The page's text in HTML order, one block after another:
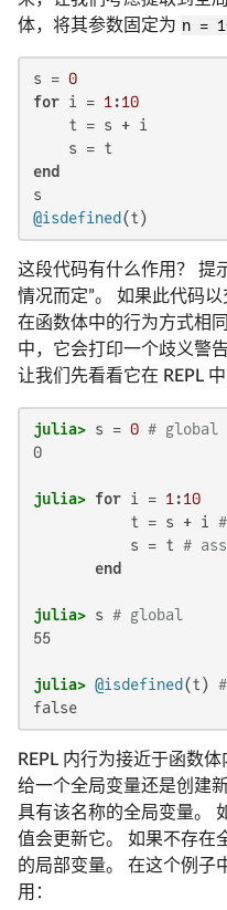
体，将其参数固定为 n =
s = 0
for i = 1 :10
    t = s + i
end
@isdefined (t)
这段代码有什么作用？ 提
情况而定”。 如果此代码
在函数体中的行为方式相
中，它会打印一个歧义警
让我们先看看它在 REPL 中
julia> s = 0 # global
0
julia> for i = 1 :10
           t = s + i
           s = t
#
end
julia> s # global
55
julia> @isdefined (t)
false
REPL 内行为接近于函数
给一个全局变量还是创建
具有该名称的全局变量。
值会更新它。 如果不存在
的局部变量。 在这个例子
用：